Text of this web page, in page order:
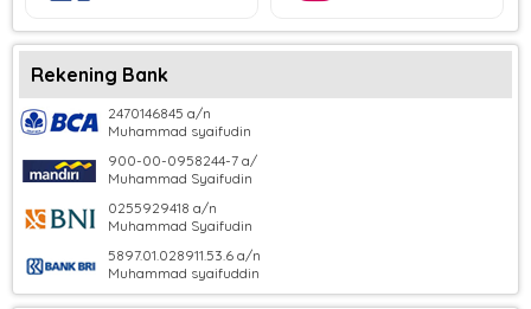
Rekening Bank
2470146845 a/n
Muhammad syaifudin
900-00-0958244-7 a/
Muhammad Syaifudin
0255929418 a/n
Muhammad Syaifudin
5897.01.028911.53.6 a/n
Muhammad syaifuddin